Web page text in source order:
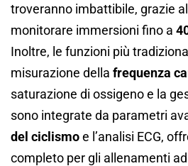
troveranno imbattibile, grazie
monitorare immersioni fino a
Inoltre, le funzioni più
misurazione della frequenza
saturazione di ossigeno e la
sono integrate da parametri
del ciclismoe l’analisi ECG,
completo per gli allenamenti